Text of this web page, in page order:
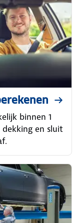
binnen 1
dekking en sluit